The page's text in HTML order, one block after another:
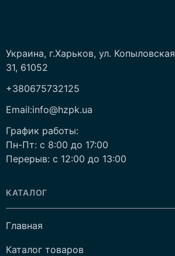
Украина, г.Харьков, ул. Копыловская
31, 61052
+380675732125
Email:info@hzpk.ua
График работы:
Пн-Пт: c 8:00 до 17:00
Перерыв: c 12:00 до 13:00
КАТАЛОГ
Главная
Каталог товаров